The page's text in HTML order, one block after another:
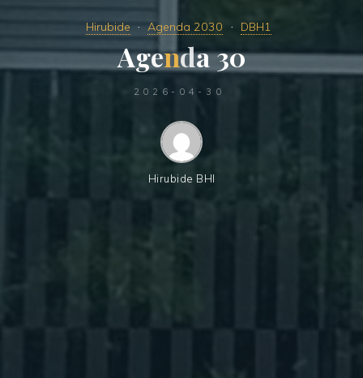
Hirubide Agenda 2030 DBH1
Agenda30
2026-04-30
Hirubide BHI